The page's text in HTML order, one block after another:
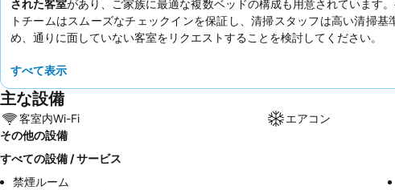
された客室があり、ご家族に最適な複数ベッドの構成も用意されています
トチームはスムーズなチェックインを保証し、清掃スタッフは高い清掃
め、通りに面していない客室をリクエストすることを検討してください。
すべて表示
主な設備
客室内Wi-Fi
エアコン
その他の設備
すべての設備 / サービス
禁煙ルーム